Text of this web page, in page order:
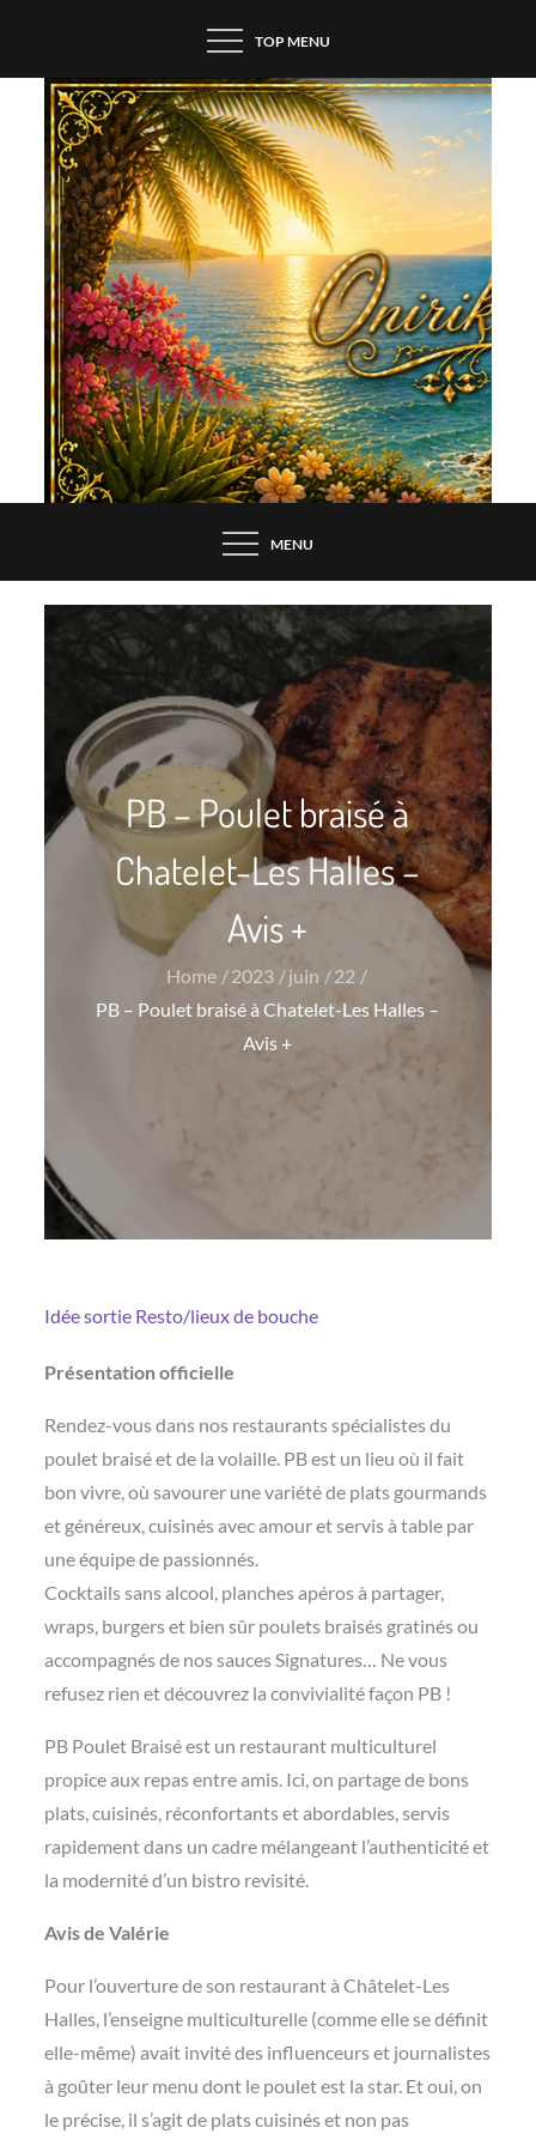
content
TOP MENU
MENU
PB – Poulet braisé à
Chatelet-Les Halles –
Avis +
Home 2023 juin
22
PB – Poulet braisé à Chatelet-Les Halles –
Avis +
Idée sortie Resto/lieux de bouche
Présentation officielle
Rendez-vous dans nos restaurants spécialistes du
poulet braisé et de la volaille. PB est un lieu où il fait
bon vivre, où savourer une variété de plats gourmands
et généreux, cuisinés avec amour et servis à table par
une équipe de passionnés.
Cocktails sans alcool, planches apéros à partager,
wraps, burgers et bien sûr poulets braisés gratinés ou
accompagnés de nos sauces Signatures… Ne vous
refusez rien et découvrez la convivialité façon PB !
PB Poulet Braisé est un restaurant multiculturel
propice aux repas entre amis. Ici, on partage de bons
plats, cuisinés, réconfortants et abordables, servis
rapidement dans un cadre mélangeant l’authenticité et
la modernité d’un bistro revisité.
Avis de Valérie
Pour l’ouverture de son restaurant à Châtelet-Les
Halles, l’enseigne multiculturelle (comme elle se définit
elle-même) avait invité des influenceurs et journalistes
à goûter leur menu dont le poulet est la star. Et oui, on
le précise, il s’agit de plats cuisinés et non pas